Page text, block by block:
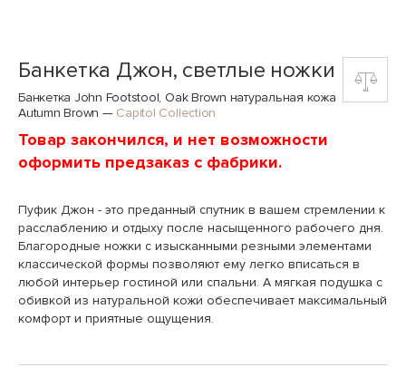
Банкетка Джон, светлые ножки
Банкетка John Footstool, Oak Brown натуральная кожа
Autumn Brown — Capitol Collection
Товар закончился, и нет возможности
оформить предзаказ с фабрики.
Пуфик Джон - это преданный спутник в вашем стремлении к
расслаблению и отдыху после насыщенного рабочего дня.
Благородные ножки с изысканными резными элементами
классической формы позволяют ему легко вписаться в
любой интерьер гостиной или спальни. А мягкая подушка с
обивкой из натуральной кожи обеспечивает максимальный
комфорт и приятные ощущения.